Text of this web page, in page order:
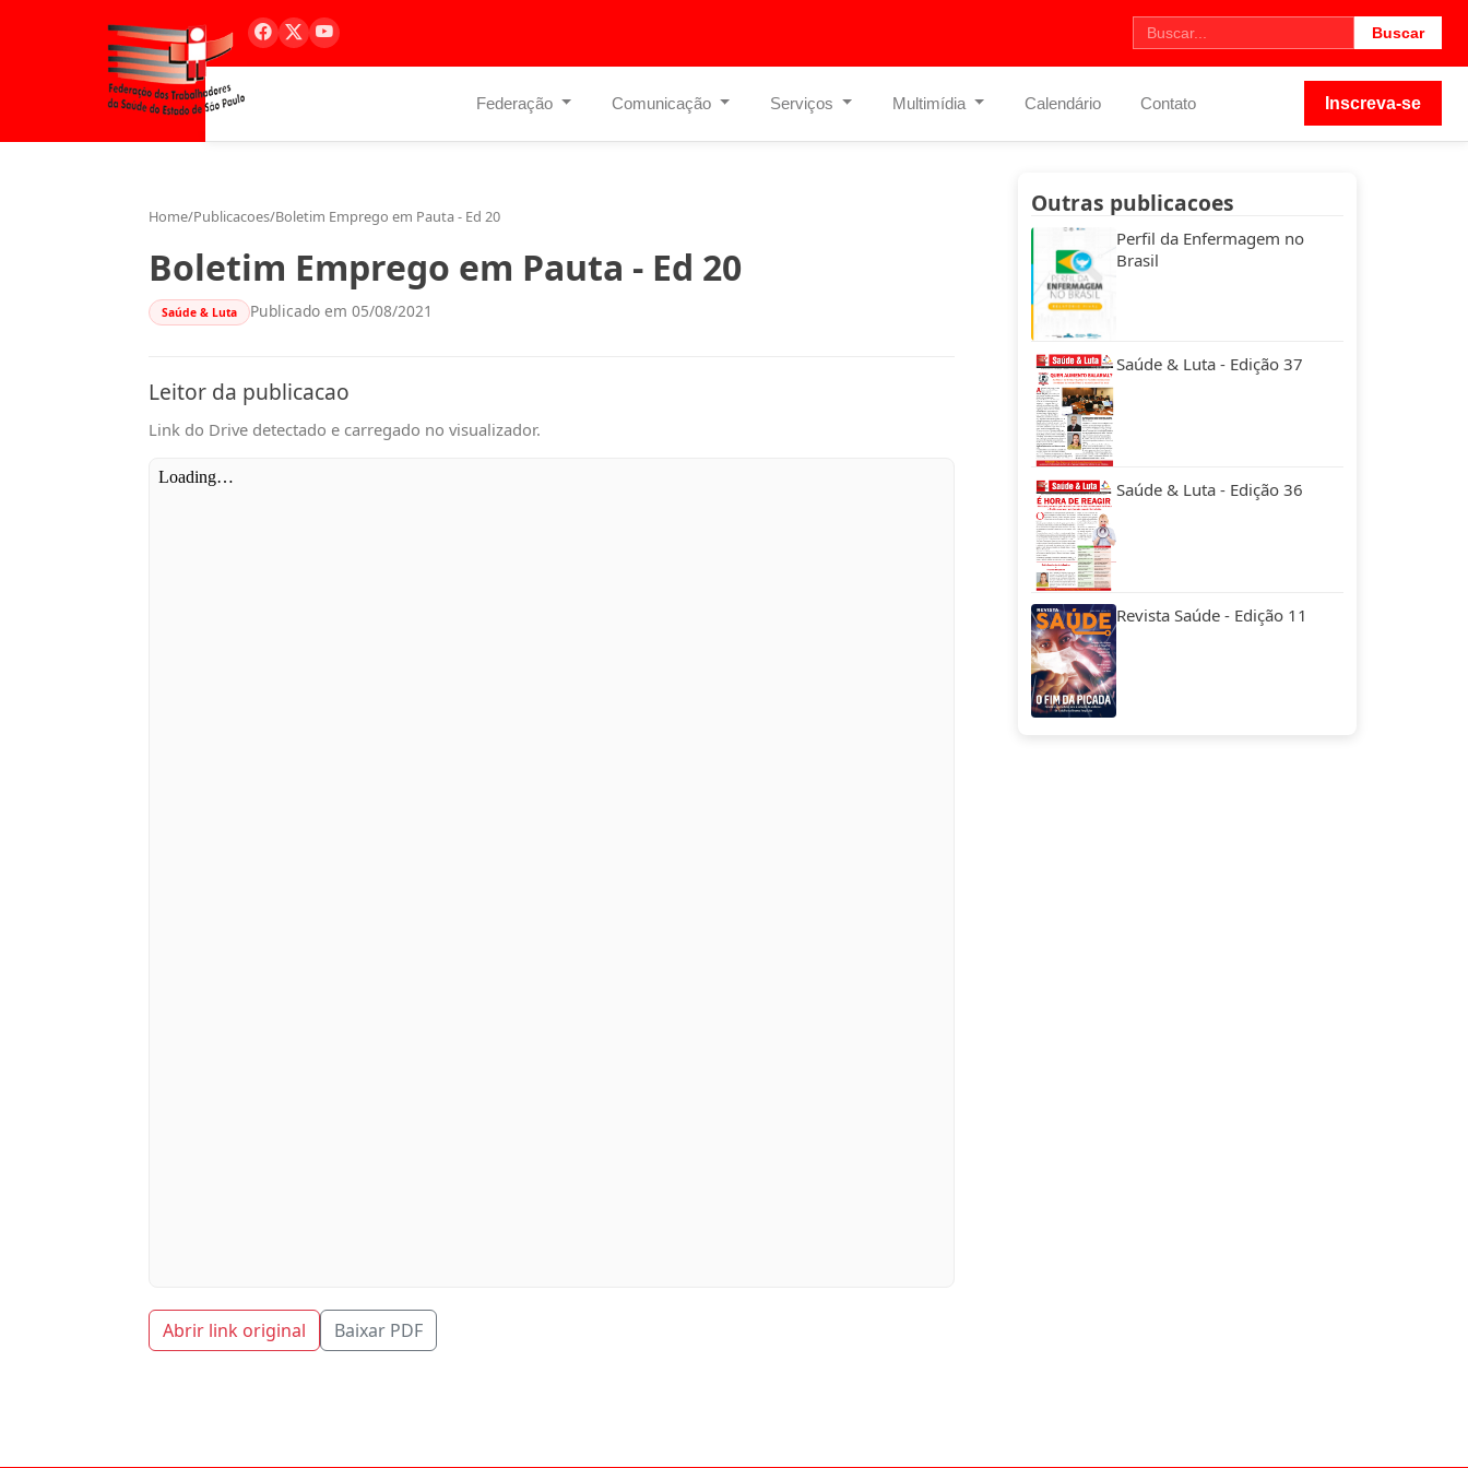
Buscar
Federação Comunicação Serviços Multimídia Calendário Contato Inscreva-se
Home/Publicacoes/Boletim Emprego em Pauta - Ed 20
Boletim Emprego em Pauta - Ed 20
Saúde & Luta Publicado em 05/08/2021
Leitor da publicacao
Link do Drive detectado e carregado no visualizador.
Abrir link original Baixar PDF
Outras publicacoes
Perfil da Enfermagem no
Brasil
Saúde & Luta - Edição 37
Saúde & Luta - Edição 36
Revista Saúde - Edição 11